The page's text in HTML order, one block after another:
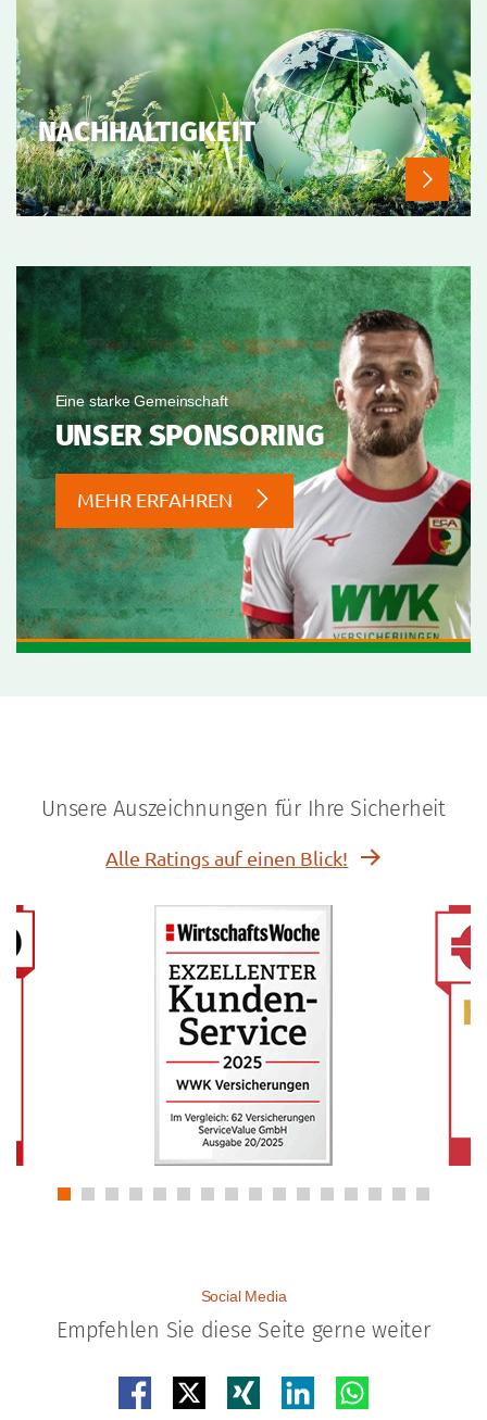
NACHHALTIGKEIT
UNSER SPONSORING
Eine starke Gemeinschaft
MEHR ERFAHREN
Unsere Auszeichnungen für Ihre Sicherheit
Alle Ratings auf einen Blick!
Empfehlen Sie diese Seite gerne weiter
Social Media
Teilen auf facebook
Teilen auf xTeilen auf xingTeilen auf linkedin
Teilen auf